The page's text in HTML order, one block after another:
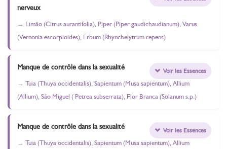
nerveux
Limão (Citrus aurantifolia), Piper (Piper gaudichaudianum), Varus
(Vernonia escorpioides), Erbum (Rhynchelytrum repens)
Manque de contrôle dans la sexualité
Tuia (Thuya occidentalis), Sapientum (Musa sapientum), Allium
(Allium), São Miguel ( Petrea subserrata), Flor Branca (Solanum s.p.)
Voir les Essences
Manque de contrôle dans la sexualité
Tuia (Thuya occidentalis), Sapientum (Musa sapientum), Allium
Voir les Essences